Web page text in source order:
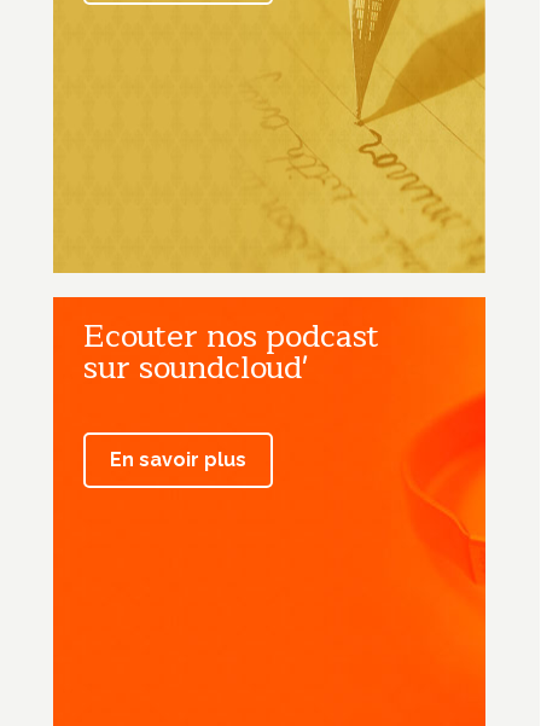
Ecouter nos podcast
sur soundcloud'
En savoir plus